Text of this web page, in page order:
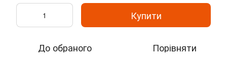
Купити
До обраного Порівняти